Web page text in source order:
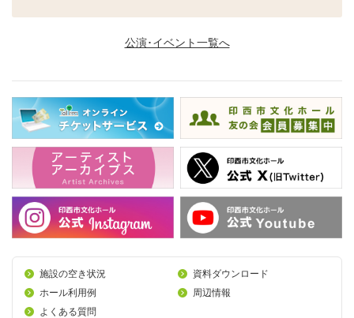
公演･イベント一覧へ
施設の空き状況
資料ダウンロード
ホール利用例
周辺情報
よくある質問